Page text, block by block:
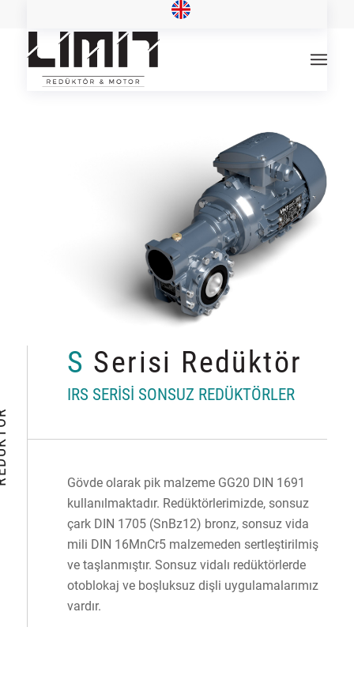
S Serisi Redüktör
IRS SERİSİ SONSUZ REDÜKTÖRLER
Gövde olarak pik malzeme GG20 DIN 1691
kullanılmaktadır. Redüktörlerimizde, sonsuz
çark DIN 1705 (SnBz12) bronz, sonsuz vida
mili DIN 16MnCr5 malzemeden sertleştirilmiş
ve taşlanmıştır. Sonsuz vidalı redüktörlerde
otoblokaj ve boşluksuz dişli uygulamalarımız
vardır.